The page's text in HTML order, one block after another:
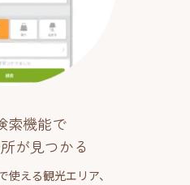
索機能で
が見つかる
える観光エリア、